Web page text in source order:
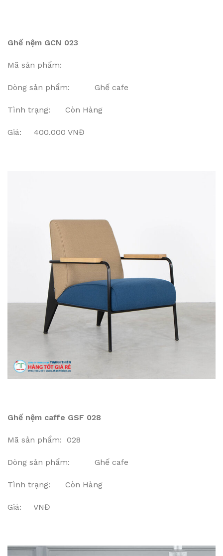
Ghế nệm GCN 023
Mã sản phẩm:
Dòng sản phẩm: Ghế cafe
Tình trạng: Còn Hàng
Giá: 400.000 VNĐ
Ghế nệm caffe GSF 028
Mã sản phẩm: 028
Dòng sản phẩm: Ghế cafe
Tình trạng: Còn Hàng
Giá: VNĐ